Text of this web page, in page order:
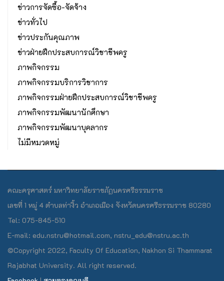
ข่าวการจัดซื้อ-จัดจ้าง
ข่าวทั่วไป
ข่าวประกันคุณภาพ
ข่าวฝ่ายฝึกประสบการณ์วิชาชีพครู
ภาพกิจกรรม
ภาพกิจกรรมบริการวิชาการ
ภาพกิจกรรมฝ่ายฝึกประสบการณ์วิชาชีพครู
ภาพกิจกรรมพัฒนานักศึกษา
ภาพกิจกรรมพัฒนาบุคลากร
ไม่มีหมวดหมู่
คณะครุศาสตร์ มหาวิทยาลัยราชภัฏนครศรีธรรมราช
เลขที่ 1 หมู่ 4 ตำบลท่างิ้ว อำเภอเมือง จังหวัดนครศรีธรรมราช 80280
Tel: 075-845-510
E-mail: edu.nstru@hotmail.com, nstru_edu@nstru.ac.th
©Copyright 2022, Faculty Of Education, Nakhon Si Thammarat
Rajabhat University. All right reserved.